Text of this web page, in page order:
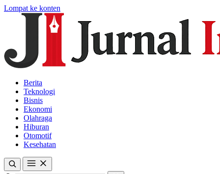
Lompat ke konten
Berita
Teknologi
Bisnis
Ekonomi
Olahraga
Hiburan
Otomotif
Kesehatan